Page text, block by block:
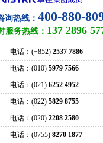
询热线： 400-880-
服务热线： 137 2896
电话：(+852) 2537 7886
电话：(010) 5979 7566
电话：(021) 6252 4952
电话：(022) 5829 8755
电话：(020) 2208 2580
电话：(0755) 8270 1877